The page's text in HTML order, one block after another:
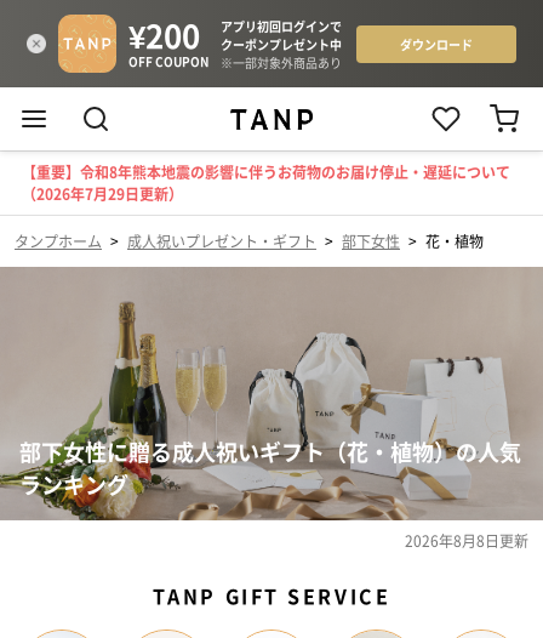
【重要】令和8年熊本地震の影響に伴うお荷物のお届け停止・遅延について
（2026年7月29日更新）
タンプホーム > 成人祝いプレゼント・ギフト > 部下女性 > 花・植物
部下女性に贈る成人祝いギフト（花・植物）の人気
ランキング
2026年8月8日更新
TANP GIFT SERVICE